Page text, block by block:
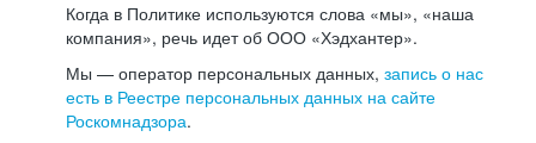
Когда в Политике используются слова «мы», «наша
компания», речь идет об ООО «Хэдхантер».
Мы — оператор персональных данных, запись о нас
есть в Реестре персональных данных на сайте
Роскомнадзора.